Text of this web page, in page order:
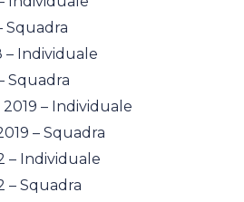
Squadra
– Individuale
Squadra
– Individuale
– Squadra
– Individuale
– Squadra